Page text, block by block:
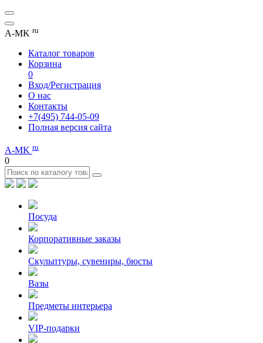
A-MK ru
Каталог товаров
Корзина
0
Вход/Регистрация
О нас
Контакты
+7(495) 744-05-09
Полная версия сайта
A-MK ru
0
Посуда
Корпоративные заказы
Скульптуры, сувениры, бюсты
Вазы
Предметы интерьера
VIP-подарки